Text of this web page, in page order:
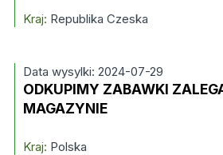
Kraj: Republika Czeska
Data wysylki: 2024-07-29
ODKUPIMY ZABAWKI
MAGAZYNIE
Kraj: Polska